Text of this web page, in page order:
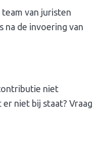
van juristen
de invoering van
niet
niet bij staat? Vraag